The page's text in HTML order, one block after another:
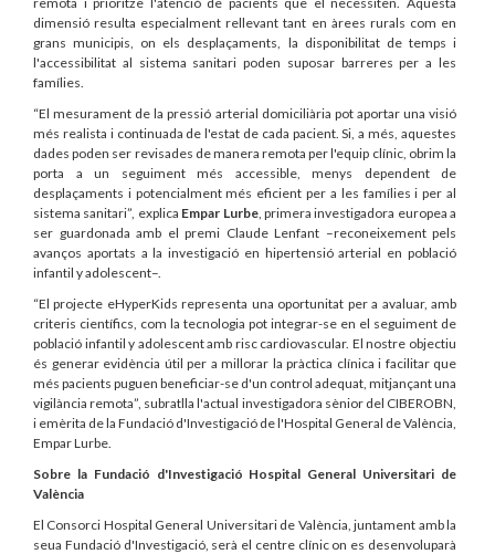
dimensió resulta especialment rellevant tant en àrees rurals com en
grans municipis, on els desplaçaments, la disponibilitat de temps i
l'accessibilitat al sistema sanitari poden suposar barreres per a les
famílies.
“El mesurament de la pressió arterial domiciliària pot aportar una visió
més realista i continuada de l'estat de cada pacient. Si, a més, aquestes
dades poden ser revisades de manera remota per l'equip clínic, obrim la
porta a un seguiment més accessible, menys dependent de
desplaçaments i potencialment més eficient per a les famílies i per al
sistema sanitari”, explica Empar Lurbe, primera investigadora europea a
ser guardonada amb el premi Claude Lenfant –reconeixement pels
avanços aportats a la investigació en hipertensió arterial en població
infantil y adolescent–.
“El projecte eHyperKids representa una oportunitat per a avaluar, amb
criteris científics, com la tecnologia pot integrar-se en el seguiment de
població infantil y adolescent amb risc cardiovascular. El nostre objectiu
és generar evidència útil per a millorar la pràctica clínica i facilitar que
més pacients puguen beneficiar-se d'un control adequat, mitjançant una
vigilància remota”, subratlla l'actual investigadora sènior del CIBEROBN,
i emèrita de la Fundació d'Investigació de l'Hospital General de València,
Empar Lurbe.
Sobre la Fundació d'Investigació Hospital General Universitari de
València
El Consorci Hospital General Universitari de València, juntament amb la
seua Fundació d'Investigació, serà el centre clínic on es desenvoluparà